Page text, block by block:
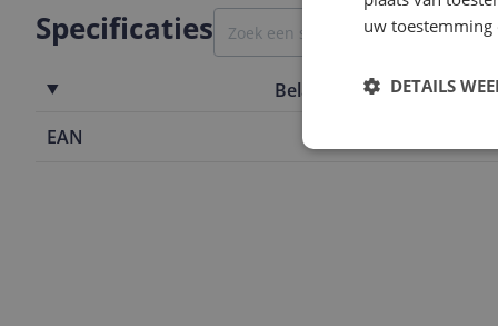
Specificaties
Belangrijkste kenmerken
EAN
uw
DETAILS